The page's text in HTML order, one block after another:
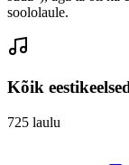
soololaule.
Kõik
725 laulu